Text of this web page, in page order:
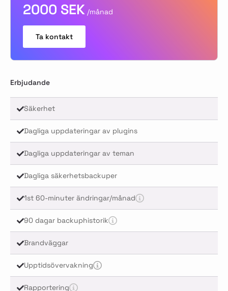
2000 SEK /månad
Ta kontakt
Erbjudande
Säkerhet
Dagliga uppdateringar av plugins
Dagliga uppdateringar av teman
Dagliga säkerhetsbackuper
1st 60-minuter ändringar/månad
90 dagar backuphistorik
Brandväggar
Upptidsövervakning
Rapportering